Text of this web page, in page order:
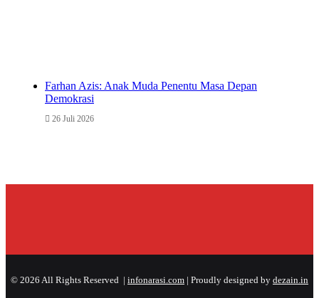
Farhan Azis: Anak Muda Penentu Masa Depan
Demokrasi
26 Juli 2026
© 2026 All Rights Reserved | infonarasi.com | Proudly designed by dezain.in